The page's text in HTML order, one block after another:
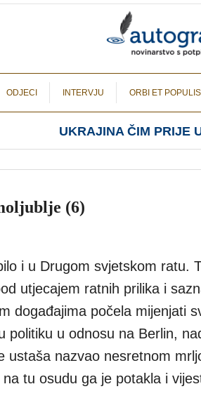
ODJECI INTERVJU ORBI ET POPULIS
UKRAJINA ČIM PRIJE
(6)
i u Drugom svjetskom ratu.
utjecajem ratnih prilika i
događajima počela mijenjati
politiku u odnosu na Berlin,
ustaša nazvao nesretnom
tu osudu ga je potakla i